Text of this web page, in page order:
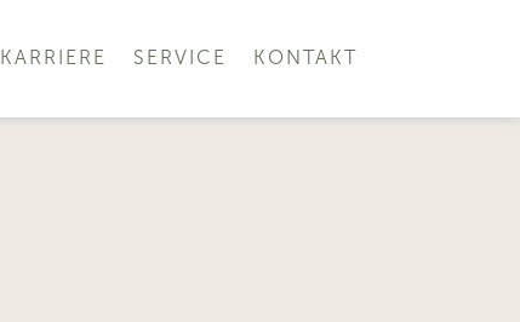
KARRIERE SERVICE KONTAKT